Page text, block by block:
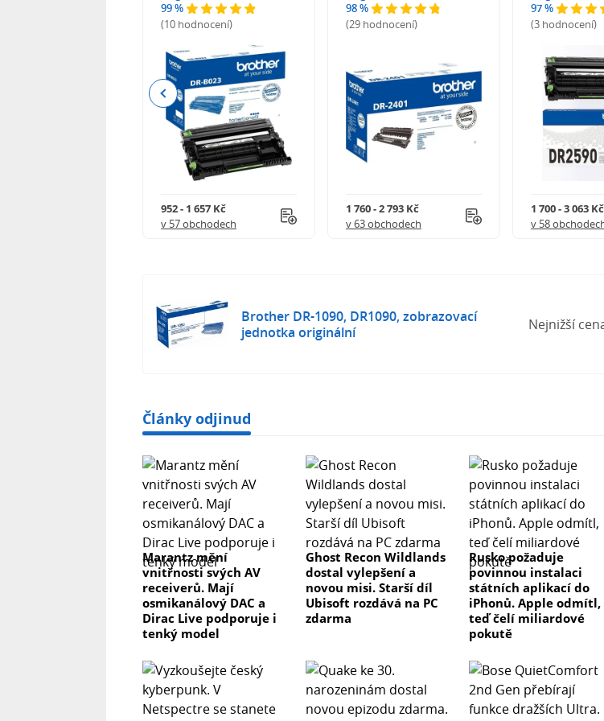
99 %
(10 hodnocení)
952 - 1 657 Kč
v 57 obchodech
98 %
(29 hodnocení)
1 760 - 2 793 Kč
v 63 obchodech
97 %
(3 hodnocení)
1 700 - 3 063 Kč
v 58
Previous
Brother DR-1090, DR1090, zobrazovací
jednotka originální
Nejnižší
Články odjinud
Marantz mění
vnitřnosti svých AV
receiverů. Mají
osmikanálový DAC a
Dirac Live podporuje i
tenký model
Ghost Recon Wildlands
dostal vylepšení a
novou misi. Starší díl
Ubisoft rozdává na PC
zdarma
Rusko požaduje
povinnou instalaci
státních aplikací do
iPhonů. Apple odmítl,
teď čelí miliardové
pokutě